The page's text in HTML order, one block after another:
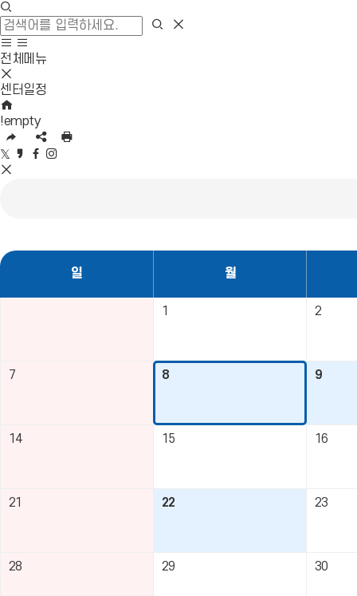
색
창
열
기
검
사
이
맵
이
동
바
메
열
기
전체메뉴
모
바
일
메
뉴
닫
기
센터일정
HOME
!empty
URL
복
SNS
공
트
위
카
페 인
일
일 월
1 2
7 8 9
14 15 16
21 22 23
28 29 30